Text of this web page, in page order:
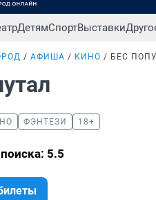
ДетямСпортВыставки
АФИША КИНО БЕС
ФЭНТЕЗИ 18+
5.5